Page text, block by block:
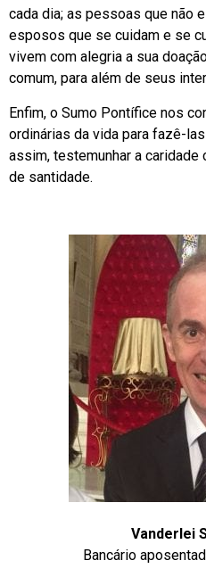
cada dia; as pessoas que não
esposos que se cuidam e se
vivem com alegria a sua
comum, para além de seus
Enfim, o Sumo Pontífice nos
ordinárias da vida para fazê-
assim, testemunhar a
de santidade.
Vanderlei
Bancário